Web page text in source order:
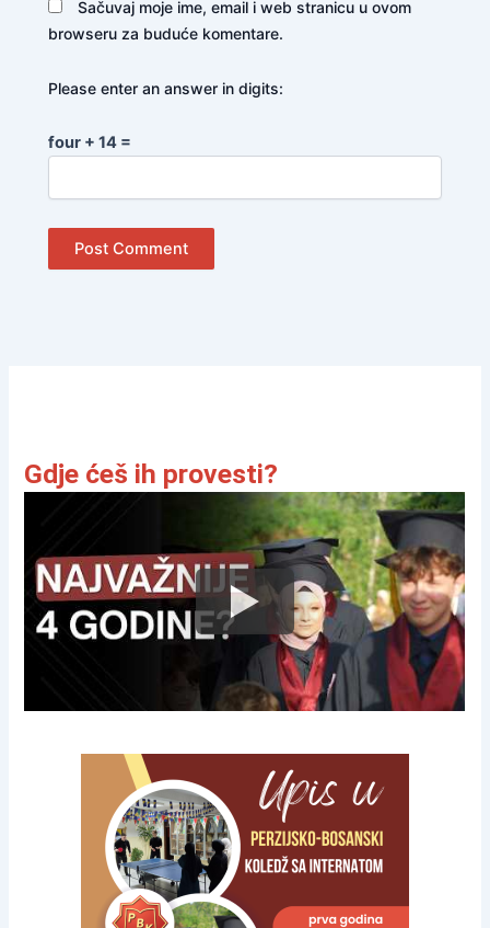
Sačuvaj moje ime, email i web stranicu u ovom
browseru za buduće komentare.
Please enter an answer in digits:
four + 14 =
Gdje ćeš ih provesti?